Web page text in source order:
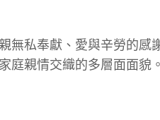
無私奉獻、愛與辛勞的
庭親情交織的多層面面貌。